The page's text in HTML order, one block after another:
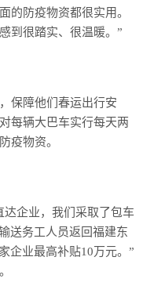
的防疫物资都很实用。
到很踏实、很温暖。”
障他们春运出行安
每辆大巴车实行每天两
疫物资。
企业，我们采取了包车
送务工人员返回福建东
企业最高补贴10万元。”